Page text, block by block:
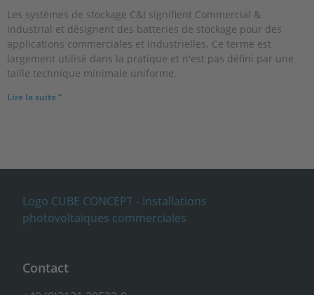
Les systèmes de stockage C&I signifient Commercial &
Industrial et désignent des batteries de stockage pour des
applications commerciales et industrielles. Ce terme est
largement utilisé dans la pratique et n'est pas défini par une
taille technique minimale uniforme.
Lire la suite "
Contact